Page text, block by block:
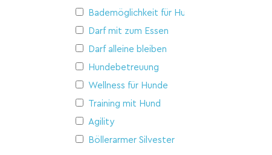
Bademöglichkeit für Hunde
Darf mit zum Essen
Darf alleine bleiben
Hundebetreuung
Wellness für Hunde
Training mit Hund
Agility
Böllerarmer Silvester